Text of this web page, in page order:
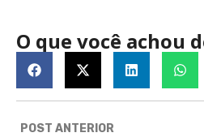
O que você achou
POST ANTERIOR